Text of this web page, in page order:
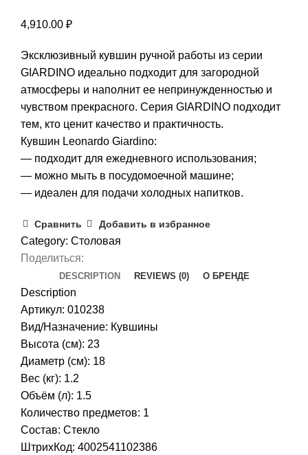
4,910.00 ₽
Эксклюзивный кувшин ручной работы из серии
GIARDINO идеально подходит для загородной
атмосферы и наполнит ее непринужденностью и
чувством прекрасного. Серия GIARDINO подходит
тем, кто ценит качество и практичность.
Кувшин Leonardo Giardino:
— подходит для ежедневного использования;
— можно мыть в посудомоечной машине;
— идеален для подачи холодных напитков.
Сравнить Добавить в избранное
Category: Столовая
Поделиться:
DESCRIPTION REVIEWS (0) О БРЕНДЕ
Description
Артикул: 010238
Вид/Назначение: Кувшины
Высота (см): 23
Диаметр (см): 18
Вес (кг): 1.2
Объём (л): 1.5
Количество предметов: 1
Состав: Стекло
ШтрихКод: 4002541102386